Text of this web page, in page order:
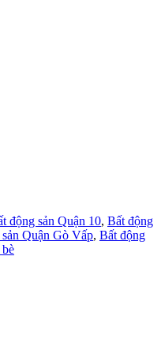
động sản Quận 10, Bất động
Quận Gò Vấp, Bất động